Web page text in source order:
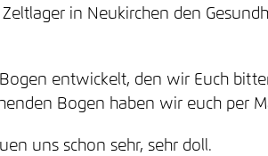
in Neukirchen den
entwickelt, den wir Euch
Bogen haben wir euch per
uns schon sehr, sehr doll.